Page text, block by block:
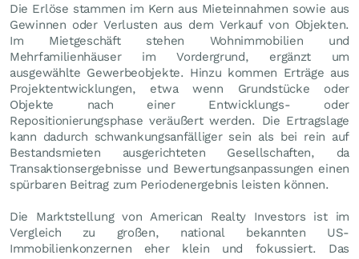
Die Erlöse stammen im Kern aus Mieteinnahmen sowie aus
Gewinnen oder Verlusten aus dem Verkauf von Objekten.
Im Mietgeschäft stehen Wohnimmobilien und
Mehrfamilienhäuser im Vordergrund, ergänzt um
ausgewählte Gewerbeobjekte. Hinzu kommen Erträge aus
Projektentwicklungen, etwa wenn Grundstücke oder
Objekte nach einer Entwicklungs- oder
Repositionierungsphase veräußert werden. Die Ertragslage
kann dadurch schwankungsanfälliger sein als bei rein auf
Bestandsmieten ausgerichteten Gesellschaften, da
Transaktionsergebnisse und Bewertungsanpassungen einen
spürbaren Beitrag zum Periodenergebnis leisten können.
Die Marktstellung von American Realty Investors ist im
Vergleich zu großen, national bekannten US-
Immobilienkonzernen eher klein und fokussiert. Das